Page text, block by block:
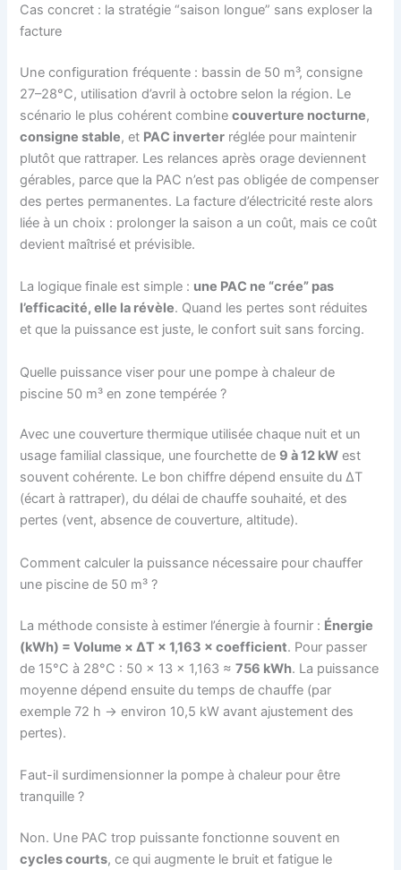
Cas concret : la stratégie “saison longue” sans exploser la
facture
Une configuration fréquente : bassin de 50 m³, consigne
27–28°C, utilisation d’avril à octobre selon la région. Le
scénario le plus cohérent combinecouverture nocturne,
consigne stable, et PAC inverter réglée pour maintenir
plutôt que rattraper. Les relances après orage deviennent
gérables, parce que la PAC n’est pas obligée de compenser
des pertes permanentes. La facture d’électricité reste alors
liée à un choix : prolonger la saison a un coût, mais ce coût
devient maîtrisé et prévisible.
La logique finale est simple : une PAC ne “crée” pas
l’efficacité, elle la révèle. Quand les pertes sont réduites
et que la puissance est juste, le confort suit sans forcing.
Quelle puissance viser pour une pompe à chaleur de
piscine 50 m³ en zone tempérée ?
Avec une couverture thermique utilisée chaque nuit et un
usage familial classique, une fourchette de 9 à 12 kW est
souvent cohérente. Le bon chiffre dépend ensuite du ΔT
(écart à rattraper), du délai de chauffe souhaité, et des
pertes (vent, absence de couverture, altitude).
Comment calculer la puissance nécessaire pour chauffer
une piscine de 50 m³ ?
La méthode consiste à estimer l’énergie à fournir : Énergie
(kWh) = Volume × ΔT × 1,163 × coefficient. Pour passer
de 15°C à 28°C : 50 × 13 × 1,163 ≈756 kWh. La puissance
moyenne dépend ensuite du temps de chauffe (par
exemple 72 h → environ 10,5 kW avant ajustement des
pertes).
Faut-il surdimensionner la pompe à chaleur pour être
tranquille ?
Non. Une PAC trop puissante fonctionne souvent en
cycles courts, ce qui augmente le bruit et fatigue le